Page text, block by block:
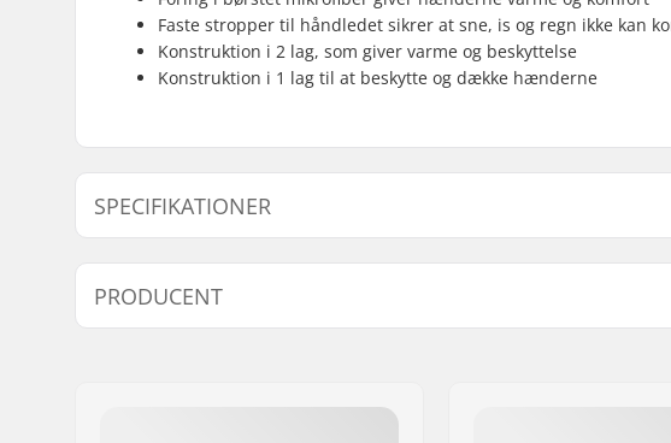
Faste stropper til håndledet sikrer at sne, is og regn ikke kan
Konstruktion i 2 lag, som giver varme og beskyttelse
Konstruktion i 1 lag til at beskytte og dække hænderne
SPECIFIKATIONER
Form:
5 fingre
Håndflade materiale:
Ydre materiale:
Neoprene
PRODUCENT